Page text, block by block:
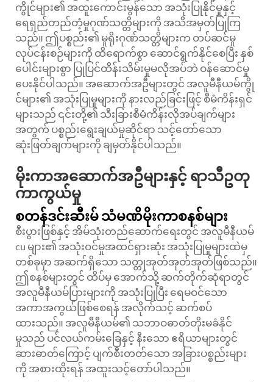
ကွိုင်များ၏ အထူးကောင်းမွန်သော အသုံးပြုနိုင်မှုနှင့်
ရေရှည်တည်တံ့မှုဂုဏ်သတ္တိများကို အသိအမှတ်ပြုကြ
သည်။ ဤပစ္စည်း၏ မူရိုးဂုဏ်သတ္တိများက တပ်ဆင်မှု
လုပ်ငန်းစဉ်များကို ထိရောက်စွာ ဆောင်ရွက်နိုင်စေပြီး နှစ်
ပေါင်းများစွာ ပြုပြင်ထိန်းသိမ်းမှုမလိုအပ်ဘဲ ဝန်ဆောင်မှု
ပေးနိုင်ပါသည်။ အဆောက်အဦများတွင် အလူမီနီယမ်ကွို
င်များ၏ အသုံးပြုမှုများကို နားလည်ခြင်းဖြင့် စီမံကိန်းရှင်
များသည် ၎င်းတို့၏ သီးခြားစီမံကိန်းလိုအပ်ချက်များ
အတွက် ပစ္စည်းရွေးချယ်မှုဆိုင်ရာ သင့်တော်သော
ဆုံးဖြတ်ချက်များကို ချမှတ်နိုင်ပါသည်။
မိုးကာအဆောက်အဦများနှင့် ရာသီဥတု
ကာကွယ်မှု
စတန်ဒင်းဆီးမ် သံမဏိမိုးကာစနစ်များ
စီးပွားဖြစ်နှင့် အိမ်သုံးတည်ဆောက်ရေးတွင် အလူမီနီယမ်
cu များ၏ အသုံးဝင်မှုအထင်ရှားဆုံး အသုံးပြုမှုများထဲမှ
တစ်ခုမှာ အဆက်ရှိသော သတ္တုအုတ်အုတ်အုတ်ဖြစ်သည်။
ဤစနစ်များတွင် ထိပ်မှ အောက်သို့ ဆက်တိုက်ဆုံရာတွင်
အလူမီနီယမ်ပြားများကို အသုံးပြုပြီး ရေမဝင်သော
အကာအကွယ်ဖြစ်စေရန် အလိုက်သင့် ဆက်စပ်
ထားသည်။ အလူမီနီယမ်၏ သဘာဝဓာတ်တိုးမခံနိုင်
မှုသည် ပင်လယ်ကမ်းခြေနှင့် နီးသော ဧရိယာများတွင်
ဆားဓာတ်ကြောင့် ပျက်စီးတတ်သော အခြားပစ္စည်းများ
ကို အစားထိုးရန် အထူးသင့်တော်ပါသည်။